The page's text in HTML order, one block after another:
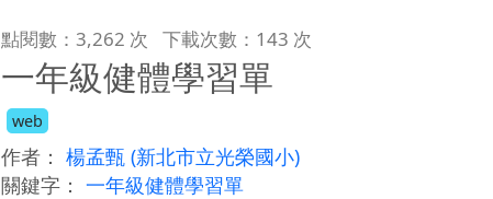
點閱數：3,262 次 下載次數：143 次
一年級健體學習單
web
作者： 楊孟甄 (新北市立光榮國小)
關鍵字： 一年級健體學習單